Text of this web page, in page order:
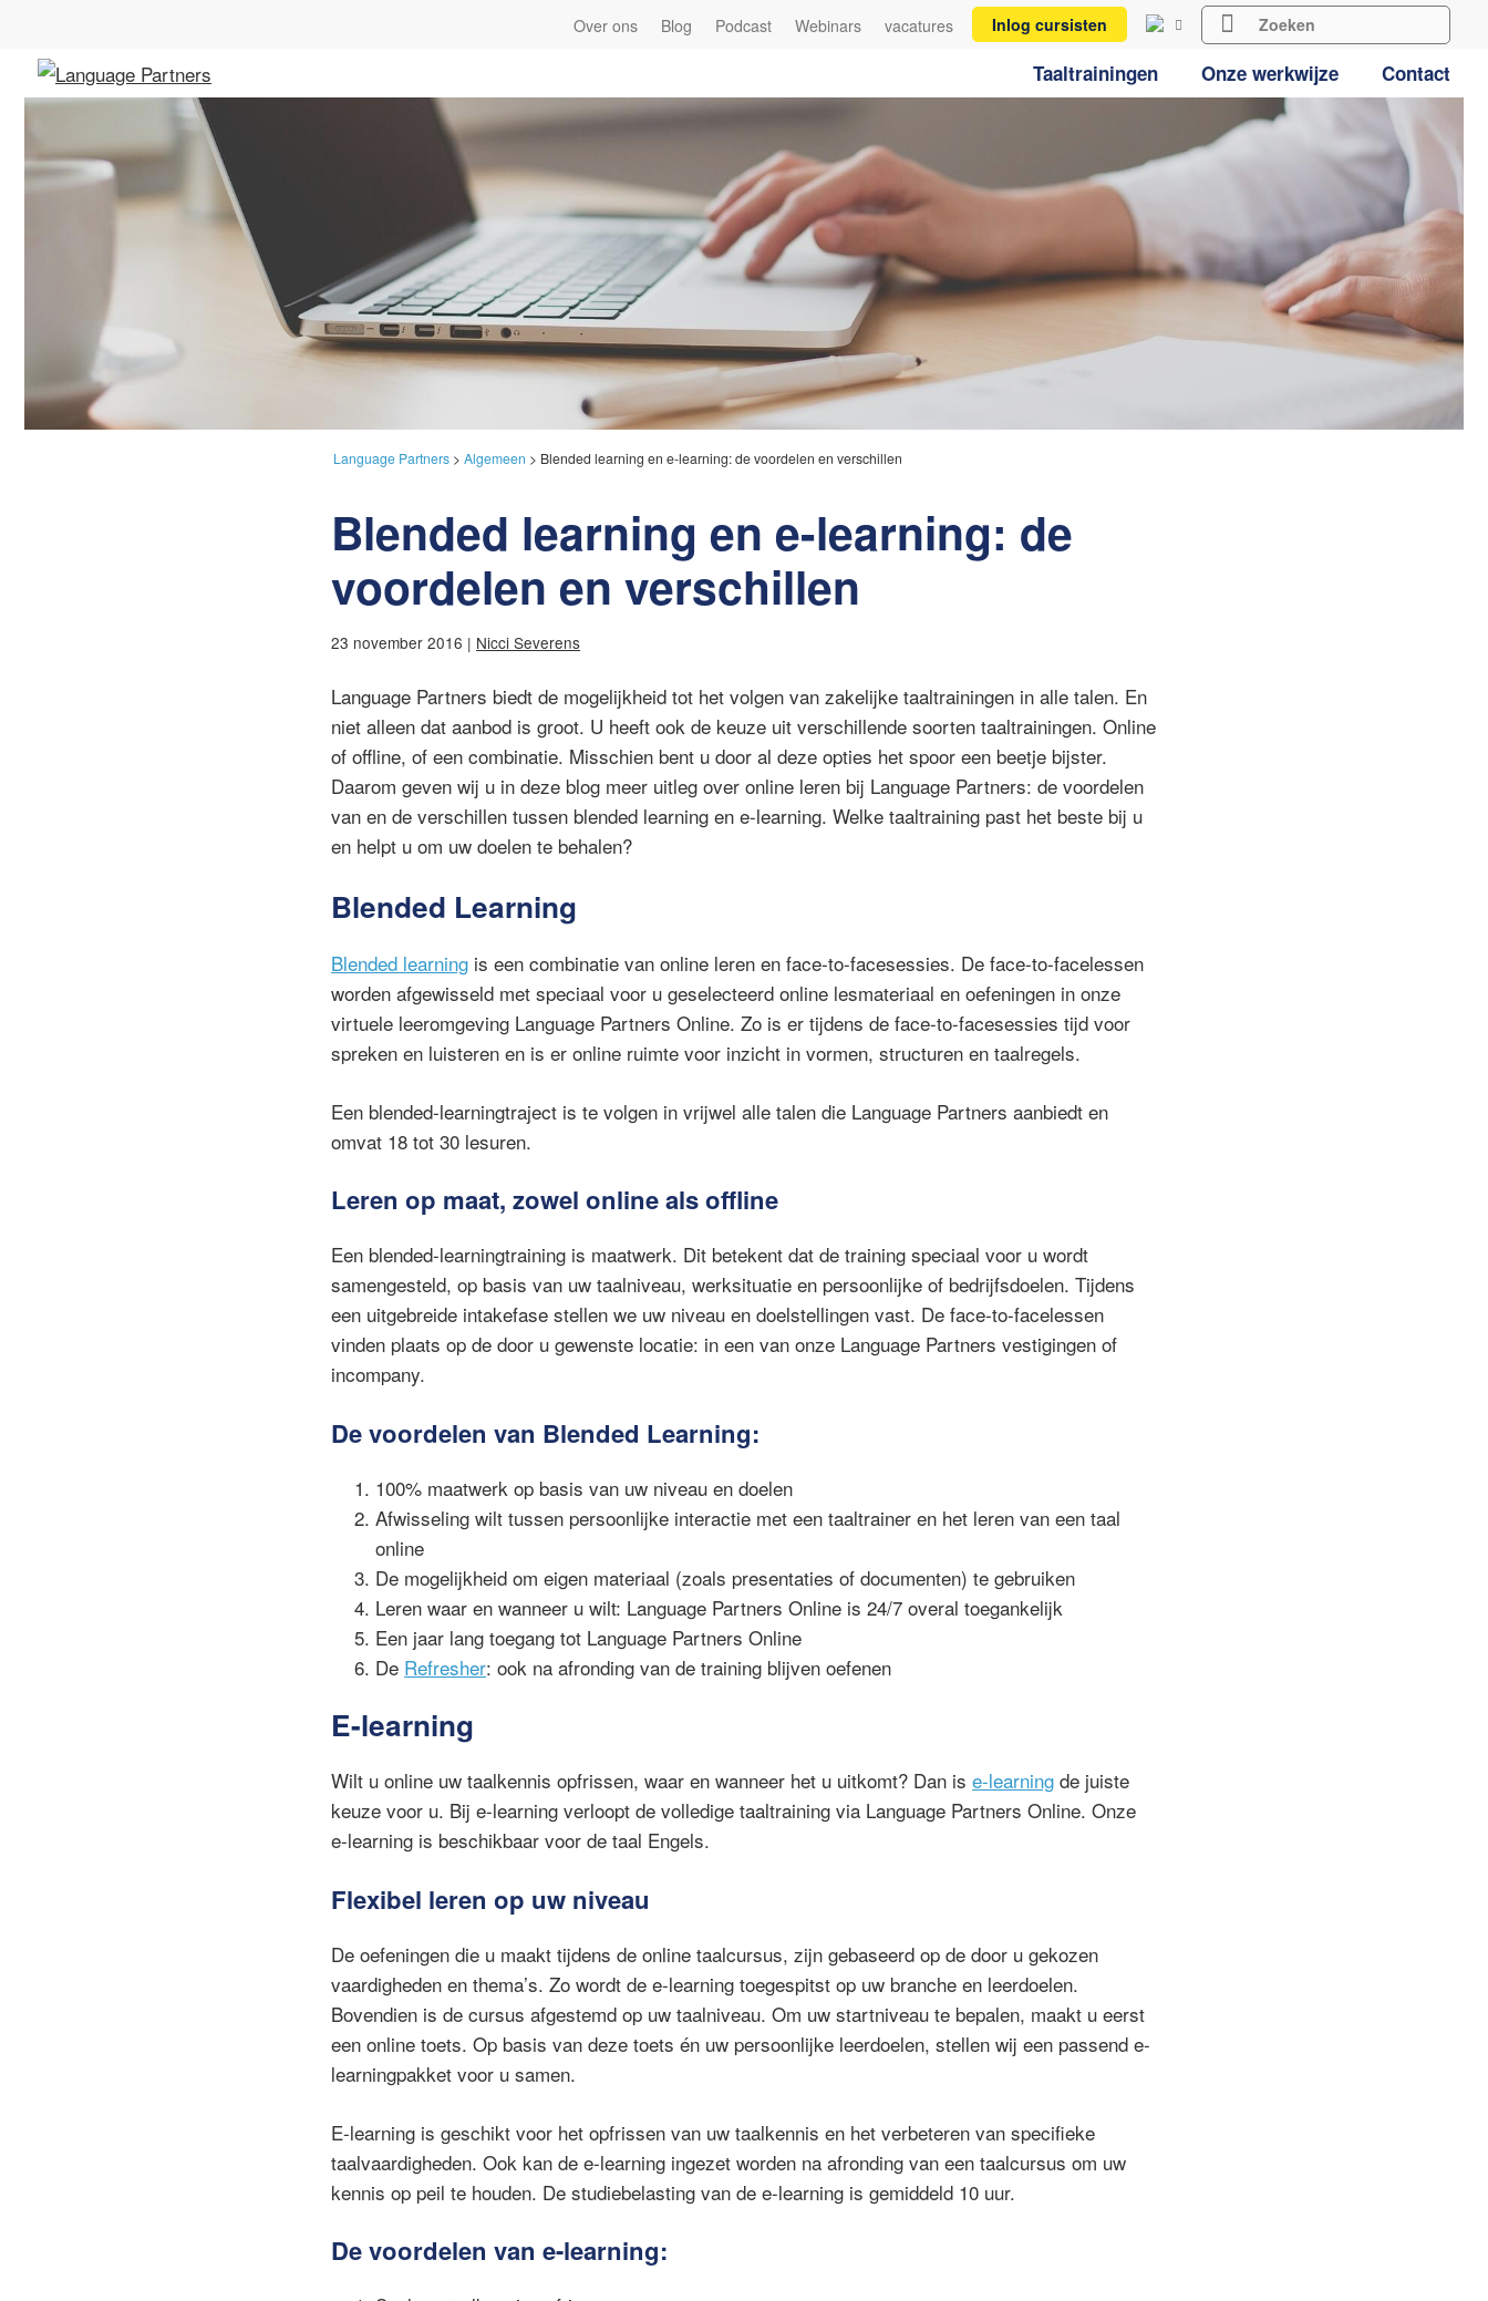
Over ons Blog Podcast Webinars vacatures Inlog cursisten
Taaltrainingen Onze werkwijze Contact
Language Partners >Algemeen > Blended learning en e-learning: de voordelen en verschillen
Blended learning en e-learning: de
voordelen en verschillen
23 november 2016 | Nicci Severens
Language Partners biedt de mogelijkheid tot het volgen van zakelijke taaltrainingen in alle talen. En
niet alleen dat aanbod is groot. U heeft ook de keuze uit verschillende soorten taaltrainingen. Online
of offline, of een combinatie. Misschien bent u door al deze opties het spoor een beetje bijster.
Daarom geven wij u in deze blog meer uitleg over online leren bij Language Partners: de voordelen
van en de verschillen tussen blended learning en e-learning. Welke taaltraining past het beste bij u
en helpt u om uw doelen te behalen?
Blended Learning
Blended learning is een combinatie van online leren en face-to-facesessies. De face-to-facelessen
worden afgewisseld met speciaal voor u geselecteerd online lesmateriaal en oefeningen in onze
virtuele leeromgeving Language Partners Online. Zo is er tijdens de face-to-facesessies tijd voor
spreken en luisteren en is er online ruimte voor inzicht in vormen, structuren en taalregels.
Een blended-learningtraject is te volgen in vrijwel alle talen die Language Partners aanbiedt en
omvat 18 tot 30 lesuren.
Leren op maat, zowel online als offline
Een blended-learningtraining is maatwerk. Dit betekent dat de training speciaal voor u wordt
samengesteld, op basis van uw taalniveau, werksituatie en persoonlijke of bedrijfsdoelen. Tijdens
een uitgebreide intakefase stellen we uw niveau en doelstellingen vast. De face-to-facelessen
vinden plaats op de door u gewenste locatie: in een van onze Language Partners vestigingen of
incompany.
De voordelen van Blended Learning:
100% maatwerk op basis van uw niveau en doelen
Afwisseling wilt tussen persoonlijke interactie met een taaltrainer en het leren van een taal
online
De mogelijkheid om eigen materiaal (zoals presentaties of documenten) te gebruiken
Leren waar en wanneer u wilt: Language Partners Online is 24/7 overal toegankelijk
Een jaar lang toegang tot Language Partners Online
De Refresher: ook na afronding van de training blijven oefenen
E-learning
Wilt u online uw taalkennis opfrissen, waar en wanneer het u uitkomt? Dan ise-learning de juiste
keuze voor u. Bij e-learning verloopt de volledige taaltraining via Language Partners Online. Onze
e-learning is beschikbaar voor de taal Engels.
Flexibel leren op uw niveau
De oefeningen die u maakt tijdens de online taalcursus, zijn gebaseerd op de door u gekozen
vaardigheden en thema’s. Zo wordt de e-learning toegespitst op uw branche en leerdoelen.
Bovendien is de cursus afgestemd op uw taalniveau. Om uw startniveau te bepalen, maakt u eerst
een online toets. Op basis van deze toets én uw persoonlijke leerdoelen, stellen wij een passend e-
learningpakket voor u samen.
E-learning is geschikt voor het opfrissen van uw taalkennis en het verbeteren van specifieke
taalvaardigheden. Ook kan de e-learning ingezet worden na afronding van een taalcursus om uw
kennis op peil te houden. De studiebelasting van de e-learning is gemiddeld 10 uur.
De voordelen van e-learning: